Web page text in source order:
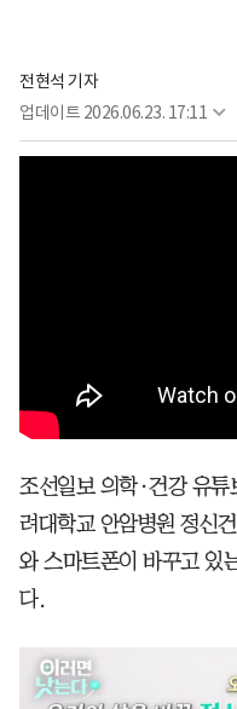
전현석 기자
업데이트 2026.06.23. 17:11
조선일보 의학·건강 유튜
려대학교 안암병원 정신
와 스마트폰이 바꾸고 있
다.